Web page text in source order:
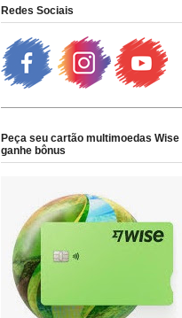
Redes Sociais
Peça seu cartão multimoedas Wise
ganhe bônus